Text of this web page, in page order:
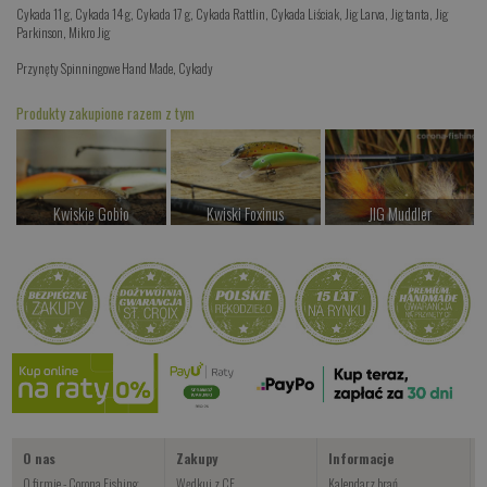
Cykada 11 g, Cykada 14 g, Cykada 17 g, Cykada Rattlin Cykada Liściak Jig Larva Jig tanta Jig
Parkinson Mikro Jig
Przynęty Spinningowe Hand Made Cykady
Produkty zakupione razem z tym
Kwiskie Gobio
Kup teraz >
Kwiski Foxinus
Kup teraz >
JIG Muddler
Kup teraz >
Wahadłówki pstrągowe
od 22.00 PLN
Kup teraz >
O nas
O firmie - Corona Fishing
Zakupy
Wędkuj z CF
Informacje
Kalendarz brań